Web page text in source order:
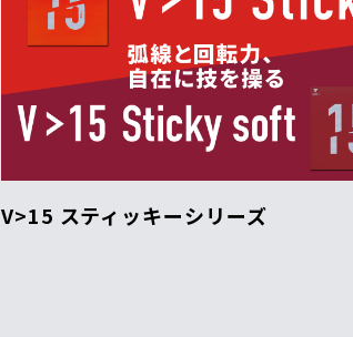
V>15 スティッキーシリーズ